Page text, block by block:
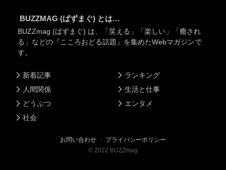
BUZZMAG (ばずまぐ) とは…
BUZZmag (ばずまぐ) は、「笑える」「楽しい」「癒され
る」などの『こころおどる話題』を集めたWebマガジンで
す。
新着記事
人間関係
どうぶつ
社会
ランキング
生活と仕事
エンタメ
お問い合わせ ・ プライバシーポリシー
© 2022 BUZZmag